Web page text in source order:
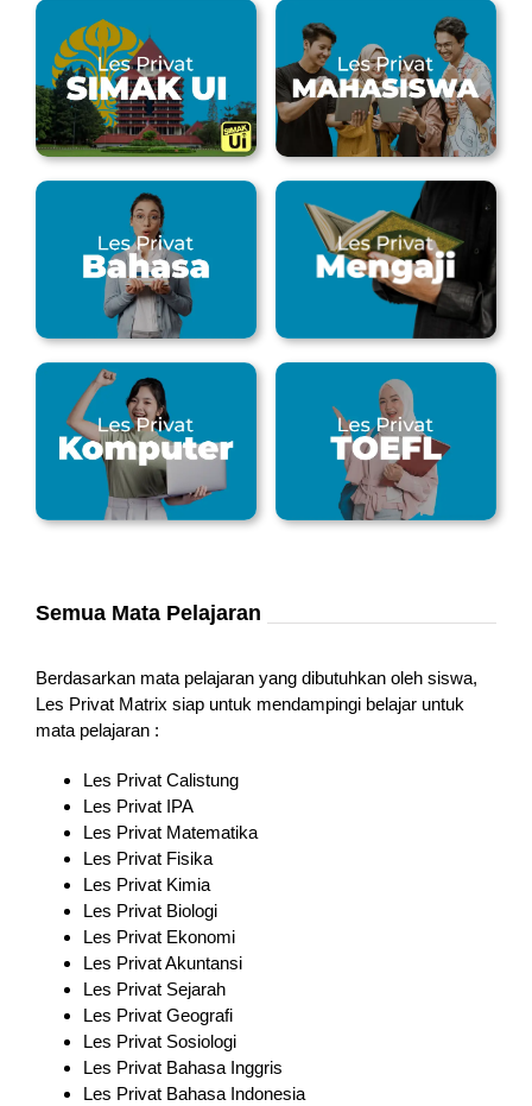
Semua Mata Pelajaran
Berdasarkan mata pelajaran yang dibutuhkan oleh siswa,
Les Privat Matrix siap untuk mendampingi belajar untuk
mata pelajaran :
Les Privat Calistung
Les Privat IPA
Les Privat Matematika
Les Privat Fisika
Les Privat Kimia
Les Privat Biologi
Les Privat Ekonomi
Les Privat Akuntansi
Les Privat Sejarah
Les Privat Geografi
Les Privat Sosiologi
Les Privat Bahasa Inggris
Les Privat Bahasa Indonesia